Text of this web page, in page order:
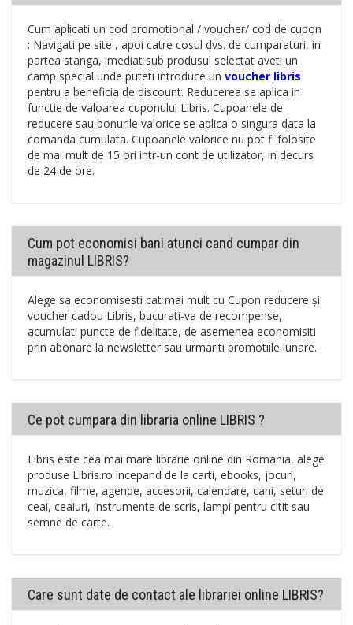
Cum aplicati un cod promotional / voucher/ cod de cupon
: Navigati pe site , apoi catre cosul dvs. de cumparaturi, in
partea stanga, imediat sub produsul selectat aveti un
camp special unde puteti introduce un voucher libris
pentru a beneficia de discount. Reducerea se aplica in
functie de valoarea cuponului Libris. Cupoanele de
reducere sau bonurile valorice se aplica o singura data la
comanda cumulata. Cupoanele valorice nu pot fi folosite
de mai mult de 15 ori intr-un cont de utilizator, in decurs
de 24 de ore.
Cum pot economisi bani atunci cand cumpar din
magazinul LIBRIS?
Alege sa economisesti cat mai mult cu Cupon reducere și
voucher cadou Libris, bucurati-va de recompense,
acumulati puncte de fidelitate, de asemenea economisiti
prin abonare la newsletter sau urmariti promotiile lunare.
Ce pot cumpara din libraria online LIBRIS ?
Libris este cea mai mare librarie online din Romania, alege
produse Libris.ro incepand de la carti, ebooks, jocuri,
muzica, filme, agende, accesorii, calendare, cani, seturi de
ceai, ceaiuri, instrumente de scris, lampi pentru citit sau
semne de carte.
Care sunt date de contact ale librariei online LIBRIS?